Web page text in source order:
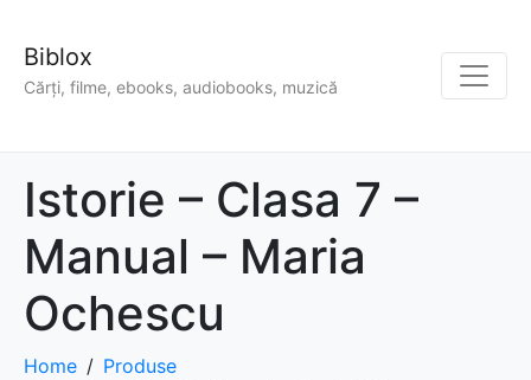
Biblox
Cărți, filme, ebooks, audiobooks, muzică
Istorie – Clasa 7 –
Manual – Maria
Ochescu
Home
Produse